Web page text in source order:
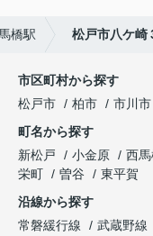
橋駅 松戸市八ケ崎
市区町村から探す
松戸市
柏市 市川市
町名から探す
新松戸
小金原 西馬
栄町
曽谷
東平賀
沿線から探す
常磐緩行線
武蔵野線